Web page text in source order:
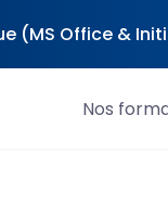
(MS Office &
Nos